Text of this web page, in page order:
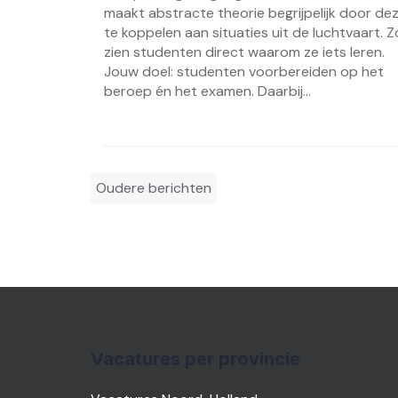
maakt abstracte theorie begrijpelijk door
te koppelen aan situaties uit de luchtvaart.
zien studenten direct waarom ze iets leren.
Jouw doel: studenten voorbereiden op het
beroep én het examen. Daarbij...
Berichtennavigatie
Oudere berichten